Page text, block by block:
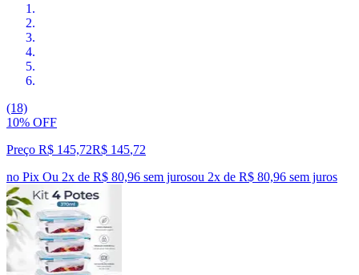
(18)
10% OFF
Preço R$ 145,72R$ 145,72
no Pix Ou 2x de R$ 80,96 sem jurosou 2x de R$ 80,96 sem juros